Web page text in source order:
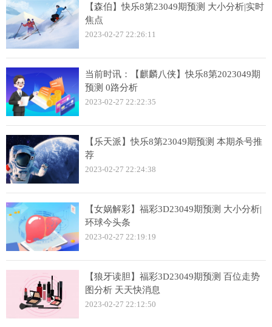
【森伯】快乐8第23049期预测 大小分析|实时
焦点
2023-02-27 22:26:11
当前时讯：【麒麟八侠】快乐8第2023049期
预测 0路分析
2023-02-27 22:22:35
【乐天派】快乐8第23049期预测 本期杀号推
荐
2023-02-27 22:24:38
【女娲解彩】福彩3D23049期预测 大小分析|
环球今头条
2023-02-27 22:19:19
【狼牙读胆】福彩3D23049期预测 百位走势
图分析 天天快消息
2023-02-27 22:12:50